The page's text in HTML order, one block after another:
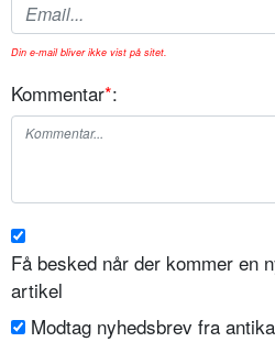
Din e-mail bliver ikke vist på sitet.
Kommentar*:
Få besked når der kommer en
artikel
Modtag nyhedsbrev fra